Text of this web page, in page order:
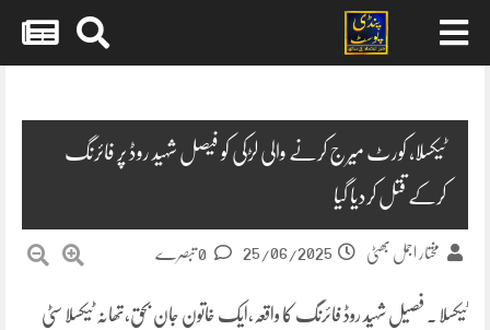
ٹیکسلا، کورٹ میرج کرنے والی لڑکی کو فیصل شہید روڈ پر فائرنگ
کرکے قتل کردیا گیا
مختار اجمل بھٹی 25/06/2025
ٹیکسلا ۔ فصیل شہید روڈ فائرنگ کا واقعہ،ایک خاتون جان بحق،تھانہ ٹیکسلا سٹی